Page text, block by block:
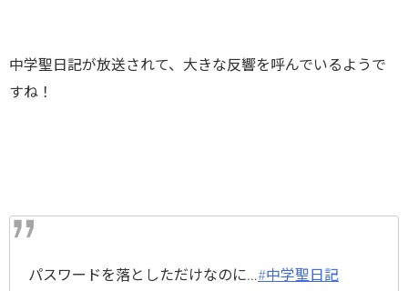
中学聖日記が放送されて、大きな反響を呼んでいるようで
すね！
パスワードを落としただけなのに…#中学聖日記